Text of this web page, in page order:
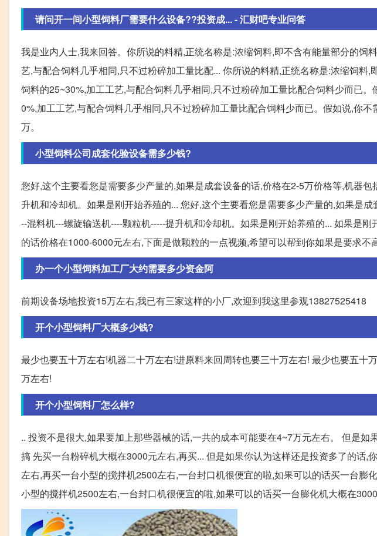
请问开一间小型饲料厂需要什么设备??投资成... - 汇财吧专业问答
我是业内人士,我来回答。你所说的料精,正统名称是:浓缩饲料,即不含有能量部分的饲
艺,与配合饲料几乎相同,只不过粉碎加工量比配... 你所说的料精,正统名称是:浓缩饲料
饲料的25~30%,加工工艺,与配合饲料几乎相同,只不过粉碎加工量比配合饲料少而已
0%,加工工艺,与配合饲料几乎相同,只不过粉碎加工量比配合饲料少而已。假如说,你
万。
小型饲料公司成套化验设备需多少钱?
您好,这个主要看您是需要多少产量的,如果是成套设备的话,价格在2-5万价格等,机器
升机和冷却机。如果是刚开始养殖的... 您好,这个主要看您是需要多少产量的,如果是
--混料机---螺旋输送机----颗粒机-----提升机和冷却机。如果是刚开始养殖的... 如果是
的话价格在1000-6000元左右,下面是做颗粒的一点视频,希望可以帮到你如果是要求不
办一个小型饲料加工厂大约需要多少资金阿
前期设备场地投资15万左右,我已有三家这样的小厂,欢迎到我这里参观13827525418
开个小型饲料厂大概多少钱?
最少也要五十万左右!机器二十万左右!进原料来回周转也要三十万左右! 最少也要五十
万左右!
开个小型饲料厂怎么样?
.. 投资不是很大,如果要加上那些器械的话,一共的成本可能要在4~7万元左右。 但是
搞 先买一台粉碎机大概在3000元左右,再买... 但是如果你认为这样还是投资多了的话,
左右,再买一台小型的搅拌机2500左右,一台封口机很便宜的啦,如果可以的话买一台膨
小型的搅拌机2500左右,一台封口机很便宜的啦,如果可以的话买一台膨化机大概在